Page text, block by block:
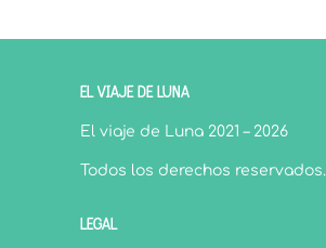
EL VIAJE DE LUNA
El viaje de Luna 2021 – 2026
Todos los derechos reservados.
LEGAL